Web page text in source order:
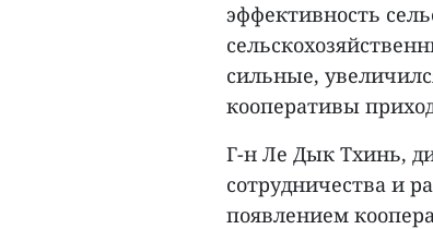
эффективность
сильные,
кооперативы
Г-н Ле Дык Тхинь,
сотрудничества и
появлением